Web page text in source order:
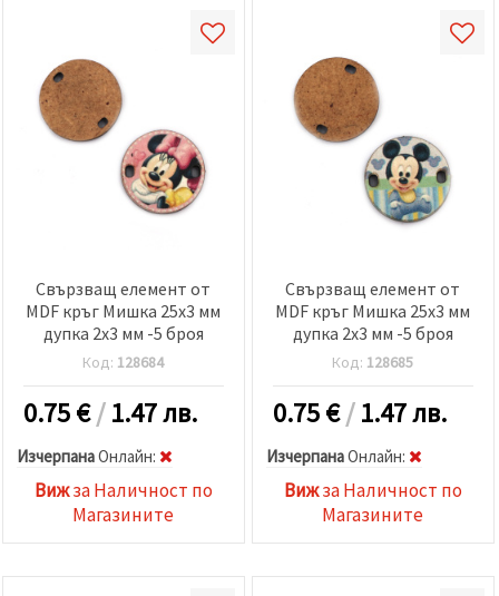
Свързващ елемент от
MDF кръг Мишка 25x3 мм
дупка 2x3 мм -5 броя
Код: 128684
0.75€/1.47 лв.
ИзчерпанаOнлайн:
Вижза Наличност по
Магазините
Свързващ елемент от
MDF кръг Мишка 25x3 мм
дупка 2x3 мм -5 броя
Код: 128685
0.75€/1.47 лв.
ИзчерпанаOнлайн:
Вижза Наличност по
Магазините